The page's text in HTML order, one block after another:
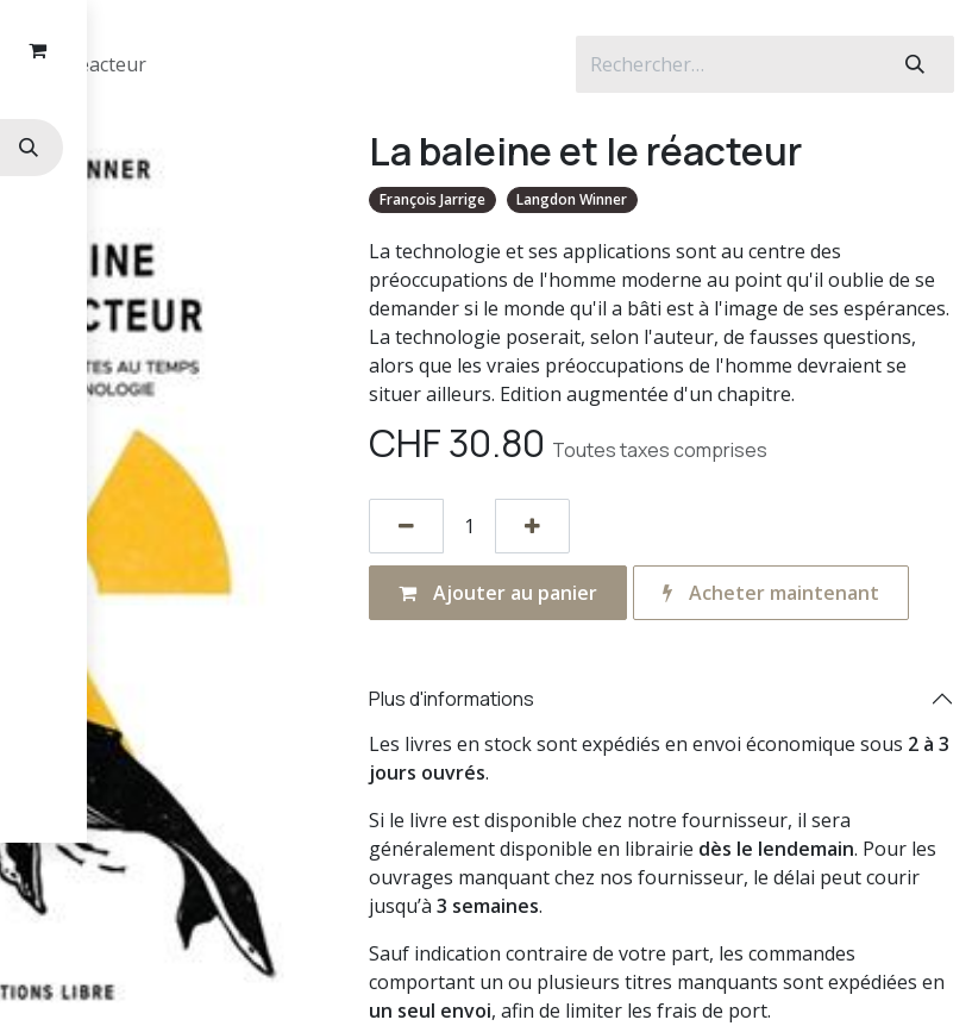
et le réacteur
La baleine et le réacteur
François Jarrige Langdon Winner
La technologie et ses applications sont au centre des
préoccupations de l'homme moderne au point qu'il oublie de se
demander si le monde qu'il a bâti est à l'image de ses espérances.
La technologie poserait, selon l'auteur, de fausses questions,
alors que les vraies préoccupations de l'homme devraient se
situer ailleurs. Edition augmentée d'un chapitre.
CHF30.80 Toutes taxes comprises
Ajouter au panier Acheter maintenant
Plus d'informations
Les livres en stock sont expédiés en envoi économique sous 2 à 3
jours ouvrés.
Si le livre est disponible chez notre fournisseur, il sera
généralement disponible en librairie dès le lendemain. Pour les
ouvrages manquant chez nos fournisseur, le délai peut courir
jusqu’à 3 semaines.
Sauf indication contraire de votre part, les commandes
comportant un ou plusieurs titres manquants sont expédiées en
un seul envoi, afin de limiter les frais de port.